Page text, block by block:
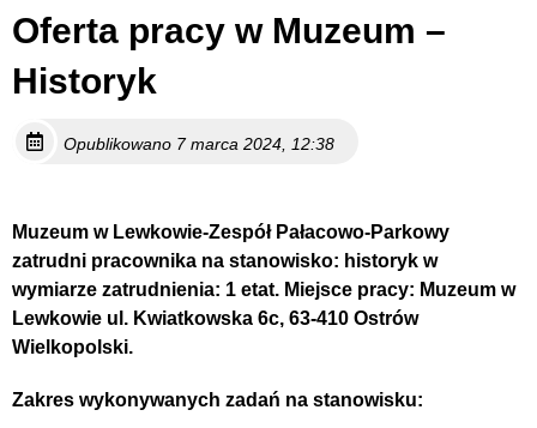
Oferta pracy w Muzeum –
Historyk
Opublikowano 7 marca 2024, 12:38
Muzeum w Lewkowie-Zespół Pałacowo-Parkowy
zatrudni pracownika na stanowisko: historyk w
wymiarze zatrudnienia: 1 etat. Miejsce pracy: Muzeum w
Lewkowie ul. Kwiatkowska 6c, 63-410 Ostrów
Wielkopolski.
Zakres wykonywanych zadań na stanowisku: